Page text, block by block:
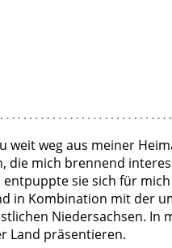
weg aus meiner
mich brennend
sie sich für
in Kombination mit der
Niedersachsen. In
Land präsentieren.